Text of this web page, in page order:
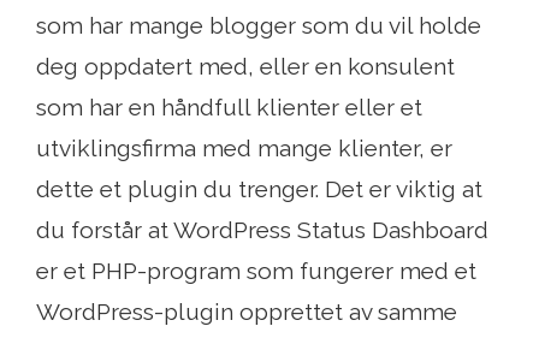
som har mange blogger som du vil holde
deg oppdatert med, eller en konsulent
som har en håndfull klienter eller et
utviklingsfirma med mange klienter, er
dette et plugin du trenger. Det er viktig at
du forstår at WordPress Status Dashboard
er et PHP-program som fungerer med et
WordPress-plugin opprettet av samme